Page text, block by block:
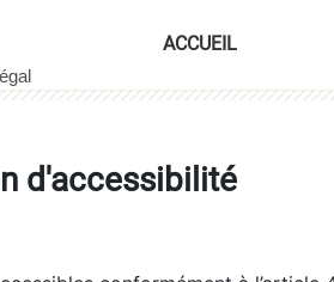
ACCUEIL
d'accessibilité